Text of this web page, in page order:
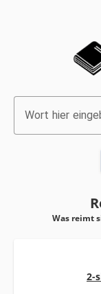
Wort hier
Was reimt
2-